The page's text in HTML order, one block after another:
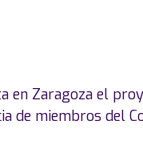
en Zaragoza el
de miembros del